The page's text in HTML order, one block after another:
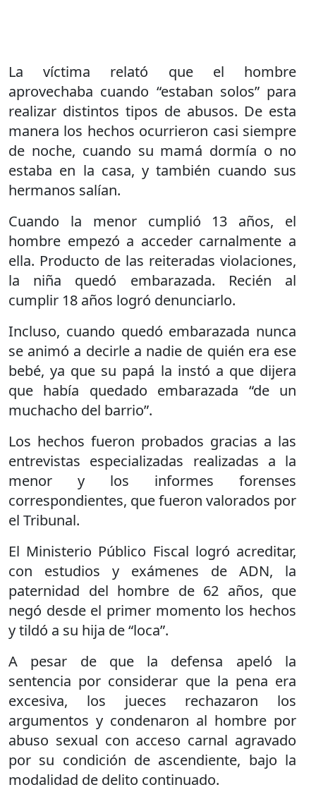
La víctima relató que el hombre
aprovechaba cuando “estaban solos” para
realizar distintos tipos de abusos. De esta
manera los hechos ocurrieron casi siempre
de noche, cuando su mamá dormía o no
estaba en la casa, y también cuando sus
hermanos salían.
Cuando la menor cumplió 13 años, el
hombre empezó a acceder carnalmente a
ella. Producto de las reiteradas violaciones,
la niña quedó embarazada. Recién al
cumplir 18 años logró denunciarlo.
Incluso, cuando quedó embarazada nunca
se animó a decirle a nadie de quién era ese
bebé, ya que su papá la instó a que dijera
que había quedado embarazada “de un
muchacho del barrio”.
Los hechos fueron probados gracias a las
entrevistas especializadas realizadas a la
menor y los informes forenses
correspondientes, que fueron valorados por
el Tribunal.
El Ministerio Público Fiscal logró acreditar,
con estudios y exámenes de ADN, la
paternidad del hombre de 62 años, que
negó desde el primer momento los hechos
y tildó a su hija de “loca”.
A pesar de que la defensa apeló la
sentencia por considerar que la pena era
excesiva, los jueces rechazaron los
argumentos y condenaron al hombre por
abuso sexual con acceso carnal agravado
por su condición de ascendiente, bajo la
modalidad de delito continuado.